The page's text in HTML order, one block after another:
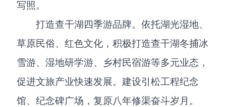
写照。
打造查干湖四季游品牌。依托湖光湿地、
草原民俗、红色文化，积极打造查干湖冬捕冰
雪游、湿地研学游、乡村民宿游等多元业态，
促进文旅产业快速发展。建设引松工程纪念
馆、纪念碑广场，复原八年修渠奋斗岁月。